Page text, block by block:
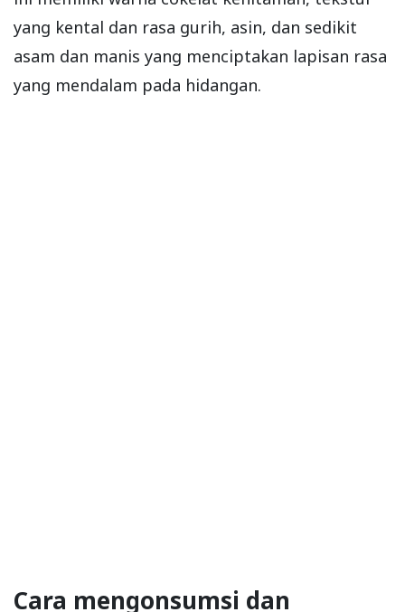
yang kental dan rasa gurih, asin, dan sedikit
asam dan manis yang menciptakan lapisan rasa
yang mendalam pada hidangan.
Cara mengonsumsi dan